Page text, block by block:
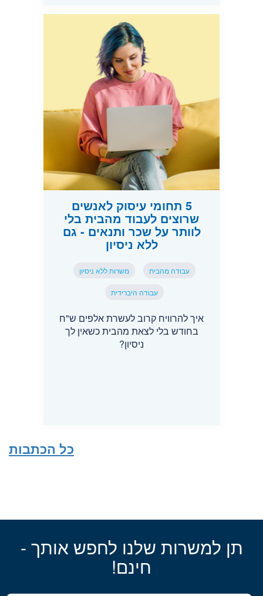
5 תחומי עיסוק לאנשים
שרוצים לעבוד מהבית בלי
לוותר על שכר ותנאים - גם
ללא ניסיון
עבודה מהבית משרות ללא ניסיון
עבודה היברידית
איך להרוויח קרוב לעשרת אלפים ש"ח
בחודש בלי לצאת מהבית כשאין לך
ניסיון?
כל הכתבות
תן למשרות שלנו לחפש אותך -
חינם!